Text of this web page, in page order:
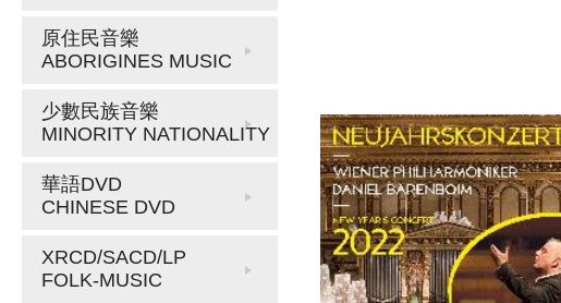
原住民音樂
ABORIGINES MUSIC
少數民族音樂
MINORITY NATIONALITY
華語DVD
CHINESE DVD
XRCD/SACD/LP
FOLK-MUSIC